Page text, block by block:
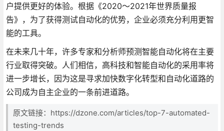
户提供更好的体验。根据《2020～2021年世界质量报
告》，为了获得测试自动化的优势，企业必须充分利用更智
能的工具。
在未来几十年，许多专家和分析师预测智能自动化将在主要
行业取得突破。人们相信，高科技和智能自动化的采用率将
进一步增长，因为这是寻求加快数字化转型和自动化道路的
公司成为自主企业的一条前进道路。
原文链接：https://dzone.com/articles/top-7-automated-
testing-trends